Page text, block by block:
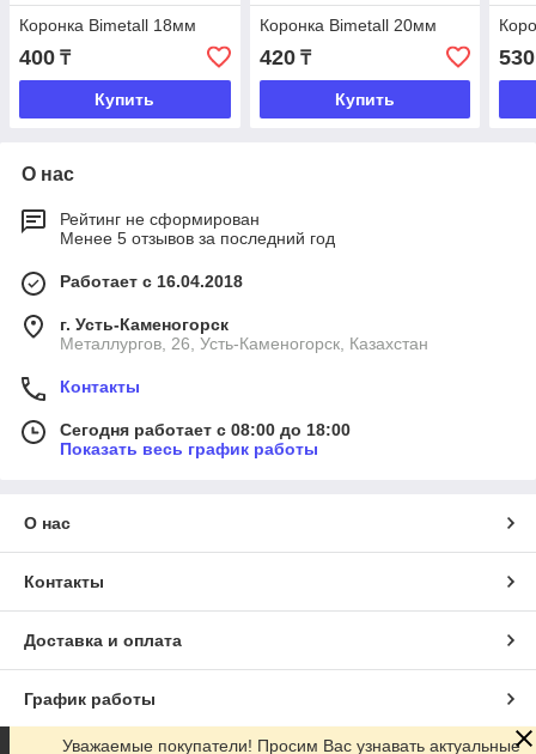
Коронка Bimetall 18мм
400 ₸
Купить
Коронка Bimetall 20мм
420₸
Купить
530
О нас
Рейтинг не сформирован
Менее 5 отзывов за последний год
Работает с 16.04.2018
г. Усть-Каменогорск
Металлургов, 26, Усть-Каменогорск, Казахстан
Контакты
Сегодня работает с 08:00 до 18:00
Показать весь график работы
О нас
Контакты
Доставка и оплата
График работы
Уважаемые покупатели! Просим Вас узнавать актуальные